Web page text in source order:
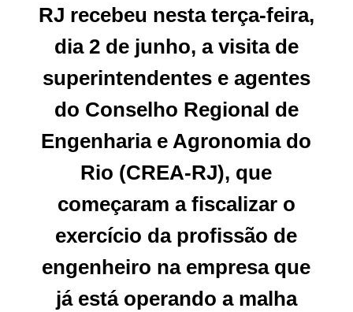
RJ recebeu nesta terça-feira,
dia 2 de junho, a visita de
superintendentes e agentes
do Conselho Regional de
Engenharia e Agronomia do
Rio (CREA-RJ), que
começaram a fiscalizar o
exercício da profissão de
engenheiro na empresa que
já está operando a malha